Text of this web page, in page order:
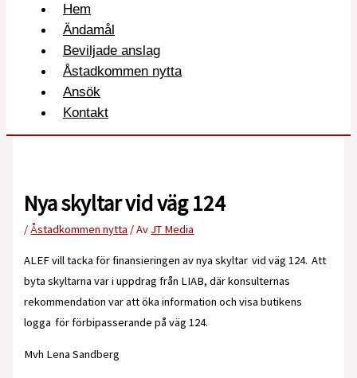
Hem
Ändamål
Beviljade anslag
Åstadkommen nytta
Ansök
Kontakt
Nya skyltar vid väg 124
/Åstadkommen nytta / Av JT Media
ALEF vill tacka för finansieringen av nya skyltar vid väg 124. Att
byta skyltarna var i uppdrag från LIAB, där konsulternas
rekommendation var att öka information och visa butikens
logga för förbipasserande på väg 124.
Mvh Lena Sandberg